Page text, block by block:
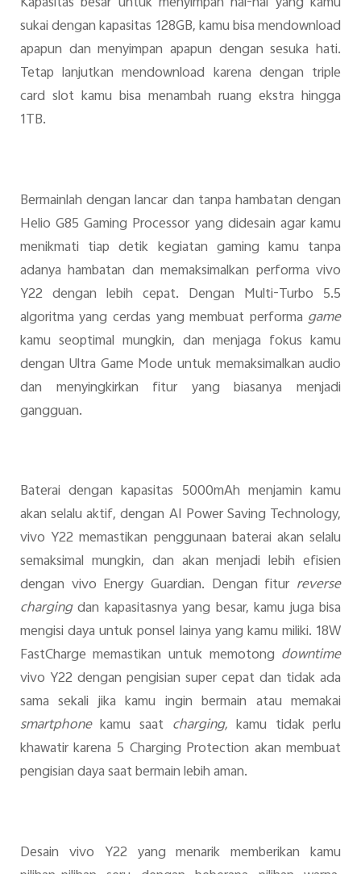
sukai dengan kapasitas 128GB, kamu bisa mendownload
apapun dan menyimpan apapun dengan sesuka hati.
Tetap lanjutkan mendownload karena dengan triple
card slot kamu bisa menambah ruang ekstra hingga
1TB.
Bermainlah dengan lancar dan tanpa hambatan dengan
Helio G85 Gaming Processor yang didesain agar kamu
menikmati tiap detik kegiatan gaming kamu tanpa
adanya hambatan dan memaksimalkan performa vivo
Y22 dengan lebih cepat. Dengan Multi-Turbo 5.5
algoritma yang cerdas yang membuat performagame
kamu seoptimal mungkin, dan menjaga fokus kamu
dengan Ultra Game Mode untuk memaksimalkan audio
dan menyingkirkan fitur yang biasanya menjadi
gangguan.
Baterai dengan kapasitas 5000mAh menjamin kamu
akan selalu aktif, dengan AI Power Saving Technology,
vivo Y22 memastikan penggunaan baterai akan selalu
semaksimal mungkin, dan akan menjadi lebih efisien
dengan vivo Energy Guardian. Dengan fitur reverse
chargingdan kapasitasnya yang besar, kamu juga bisa
mengisi daya untuk ponsel lainya yang kamu miliki. 18W
FastCharge memastikan untuk memotong downtime
vivo Y22 dengan pengisian super cepat dan tidak ada
sama sekali jika kamu ingin bermain atau memakai
smartphonekamu saat charging,kamu tidak perlu
khawatir karena 5 Charging Protection akan membuat
pengisian daya saat bermain lebih aman.
Desain vivo Y22 yang menarik memberikan kamu